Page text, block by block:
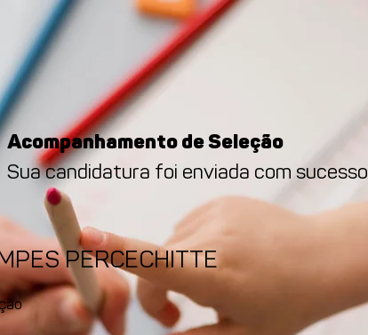
Acompanhamento de Seleção
Sua candidatura foi enviada com sucesso
PERCECHITTE